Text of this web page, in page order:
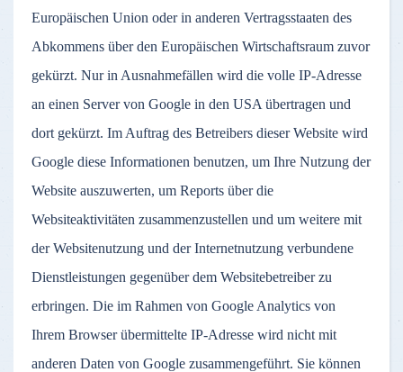
Europäischen Union oder in anderen Vertragsstaaten des
Abkommens über den Europäischen Wirtschaftsraum zuvor
gekürzt. Nur in Ausnahmefällen wird die volle IP-Adresse
an einen Server von Google in den USA übertragen und
dort gekürzt. Im Auftrag des Betreibers dieser Website wird
Google diese Informationen benutzen, um Ihre Nutzung der
Website auszuwerten, um Reports über die
Websiteaktivitäten zusammenzustellen und um weitere mit
der Websitenutzung und der Internetnutzung verbundene
Dienstleistungen gegenüber dem Websitebetreiber zu
erbringen. Die im Rahmen von Google Analytics von
Ihrem Browser übermittelte IP-Adresse wird nicht mit
anderen Daten von Google zusammengeführt. Sie können